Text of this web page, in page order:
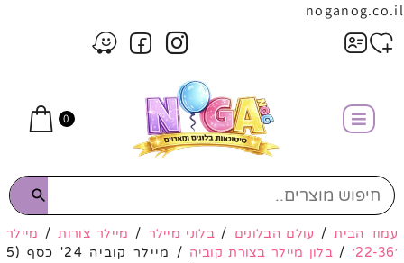
noganog.co.il
0
עמוד הבית/ עולם הבלונים /בלוני מיילר / מיילר צורות/ מיילר
׳22-36׳
/ בלון מיילר בצורת קוביה
/ מיילר קוביה 24' כסף (5